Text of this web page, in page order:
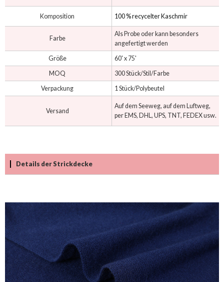
Komposition 100 % recycelter Kaschmir
Farbe
Als Probe oder kann besonders
angefertigt werden
Größe
60' x 75'
MOQ
300 Stück/Stil/Farbe
Verpackung
1 Stück/Polybeutel
Versand
Auf dem Seeweg, auf dem Luftweg,
per EMS, DHL, UPS, TNT, FEDEX usw.
Details der Strickdecke